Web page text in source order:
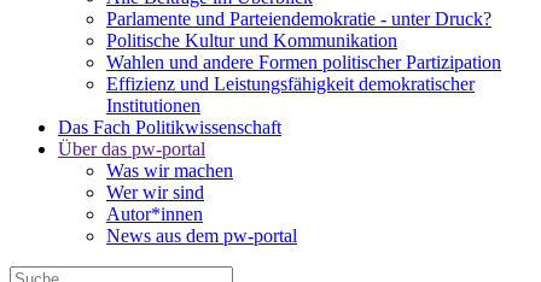
Parlamente und Parteiendemokratie - unter Druck?
Politische Kultur und Kommunikation
Wahlen und andere Formen politischer Partizipation
Effizienz und Leistungsfähigkeit demokratischer
Institutionen
Das Fach Politikwissenschaft
Über das pw-portal
Was wir machen
Wer wir sind
Autor*innen
News aus dem pw-portal